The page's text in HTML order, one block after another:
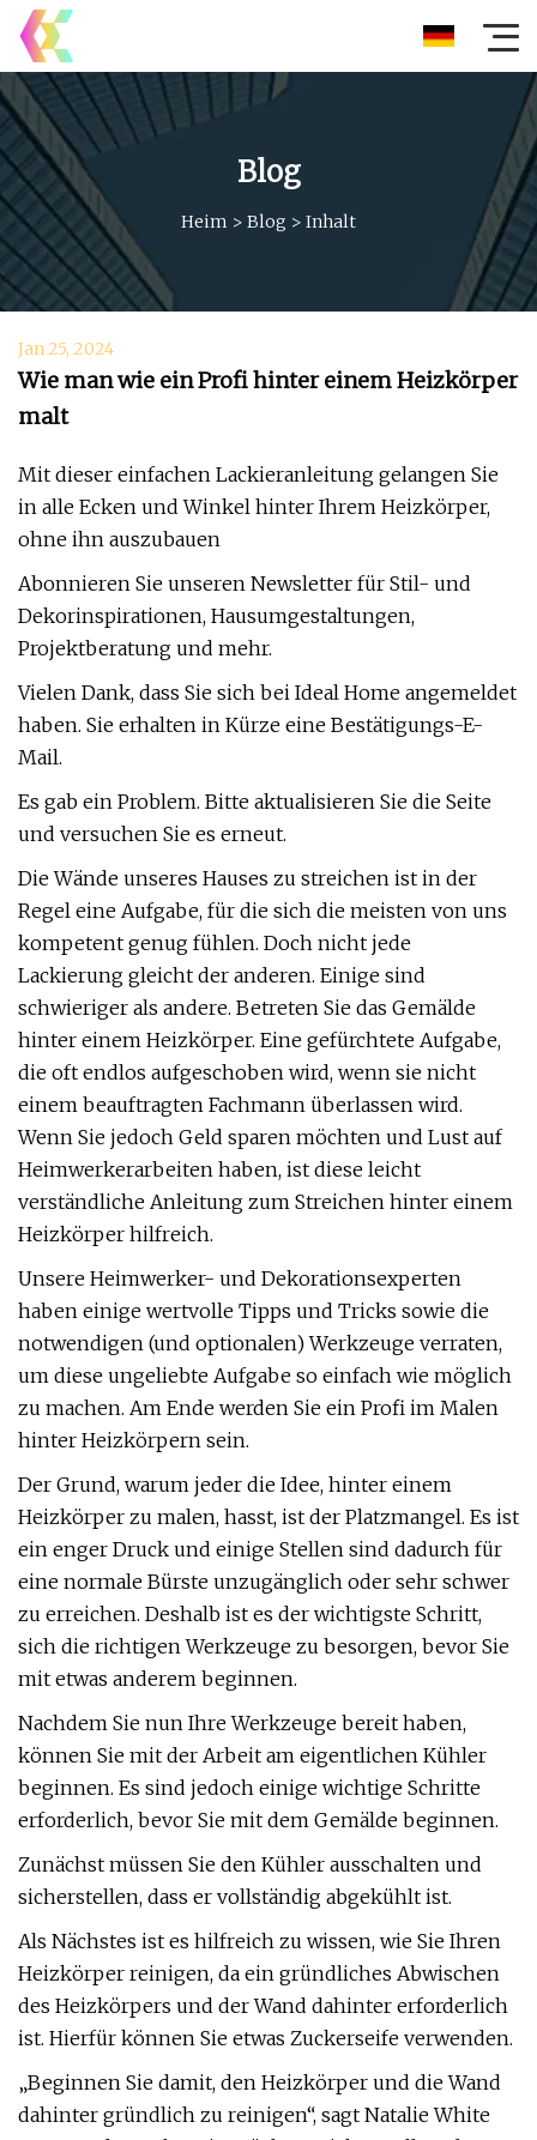
Blog
Heim > Blog > Inhalt
Jan 25, 2024
Wie man wie ein Profi hinter einem Heizkörper
malt
Mit dieser einfachen Lackieranleitung gelangen Sie
in alle Ecken und Winkel hinter Ihrem Heizkörper,
ohne ihn auszubauen
Abonnieren Sie unseren Newsletter für Stil- und
Dekorinspirationen, Hausumgestaltungen,
Projektberatung und mehr.
Vielen Dank, dass Sie sich bei Ideal Home angemeldet
haben. Sie erhalten in Kürze eine Bestätigungs-E-
Mail.
Es gab ein Problem. Bitte aktualisieren Sie die Seite
und versuchen Sie es erneut.
Die Wände unseres Hauses zu streichen ist in der
Regel eine Aufgabe, für die sich die meisten von uns
kompetent genug fühlen. Doch nicht jede
Lackierung gleicht der anderen. Einige sind
schwieriger als andere. Betreten Sie das Gemälde
hinter einem Heizkörper. Eine gefürchtete Aufgabe,
die oft endlos aufgeschoben wird, wenn sie nicht
einem beauftragten Fachmann überlassen wird.
Wenn Sie jedoch Geld sparen möchten und Lust auf
Heimwerkerarbeiten haben, ist diese leicht
verständliche Anleitung zum Streichen hinter einem
Heizkörper hilfreich.
Unsere Heimwerker- und Dekorationsexperten
haben einige wertvolle Tipps und Tricks sowie die
notwendigen (und optionalen) Werkzeuge verraten,
um diese ungeliebte Aufgabe so einfach wie möglich
zu machen. Am Ende werden Sie ein Profi im Malen
hinter Heizkörpern sein.
Der Grund, warum jeder die Idee, hinter einem
Heizkörper zu malen, hasst, ist der Platzmangel. Es ist
ein enger Druck und einige Stellen sind dadurch für
eine normale Bürste unzugänglich oder sehr schwer
zu erreichen. Deshalb ist es der wichtigste Schritt,
sich die richtigen Werkzeuge zu besorgen, bevor Sie
mit etwas anderem beginnen.
Nachdem Sie nun Ihre Werkzeuge bereit haben,
können Sie mit der Arbeit am eigentlichen Kühler
beginnen. Es sind jedoch einige wichtige Schritte
erforderlich, bevor Sie mit dem Gemälde beginnen.
Zunächst müssen Sie den Kühler ausschalten und
sicherstellen, dass er vollständig abgekühlt ist.
Als Nächstes ist es hilfreich zu wissen, wie Sie Ihren
Heizkörper reinigen, da ein gründliches Abwischen
des Heizkörpers und der Wand dahinter erforderlich
ist. Hierfür können Sie etwas Zuckerseife verwenden.
„Beginnen Sie damit, den Heizkörper und die Wand
dahinter gründlich zu reinigen“, sagt Natalie White